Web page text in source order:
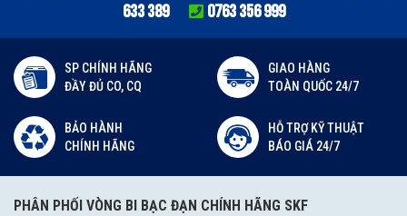
633 389
0763 356 999
SP CHÍNH HÃNG
ĐẦY ĐỦ CO, CQ
GIAO HÀNG
TOÀN QUỐC 24/7
BẢO HÀNH
CHÍNH HÃNG
HỖ TRỢ KỸ THUẬT
BÁO GIÁ 24/7
PHÂN PHỐI VÒNG BI BẠC ĐẠN CHÍNH HÃNG SKF